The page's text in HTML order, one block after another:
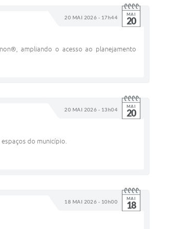
20 MAI 2026 - 17h44 MAI
20
ampliando o acesso ao planejamento
20 MAI 2026 - 13h04 MAI
20
do município.
18 MAI 2026 - 10h00 MAI
18